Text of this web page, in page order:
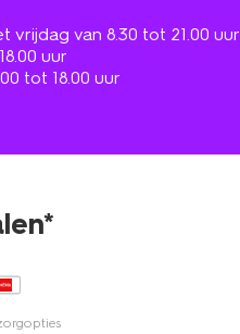
vrijdag van 8.30 tot 21.00 uur
uur
tot 18.00 uur